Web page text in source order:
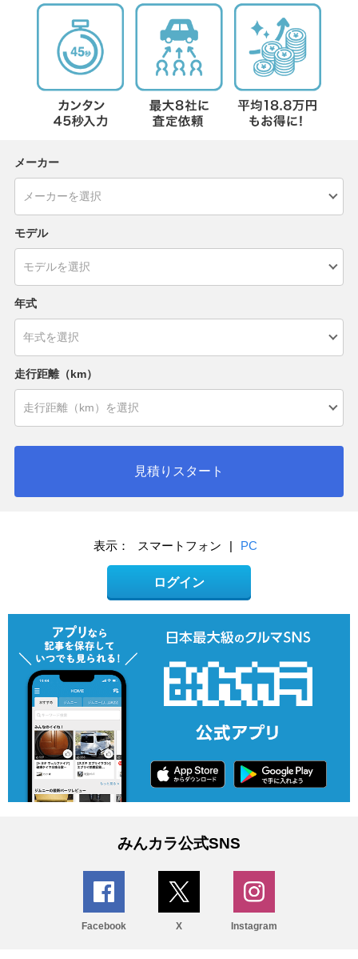
メーカー
モデル
年式
走行距離（km）
見積りスタート
表示： スマートフォン | PC
ログイン
みんカラ公式SNS
Facebook X Instagram